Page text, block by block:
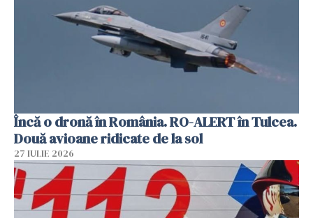
Încă o dronă în România. RO-ALERT în Tulcea.
Două avioane ridicate de la sol
27 IULIE 2026